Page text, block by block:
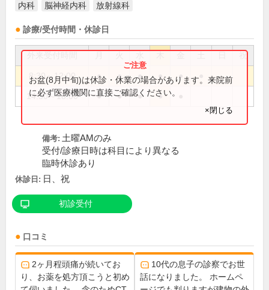
内科 脳神経内科 放射線科
診療/受付時間・休診日
祝
8:30～12:00 ● ● ● ● ●
14:30～18:00 ● ● ● ●
お盆(8月中旬)は休診・休業の場合があります。来院前
に必ず医療機関に直接ご確認ください。
×閉じる
備考: 土曜AMのみ
受付/診療日時は科目により異なる
臨時休診あり
休診日: 日、祝
初診受付
口コミ
2ヶ月程頭痛が続いてお
り、お薬を処方頂こうと初め
10代の息子の診察でお世
話になりました。 ホームペ